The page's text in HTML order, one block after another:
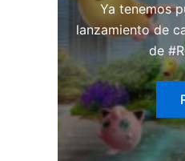
Ya tenemos
lanzamiento de
de